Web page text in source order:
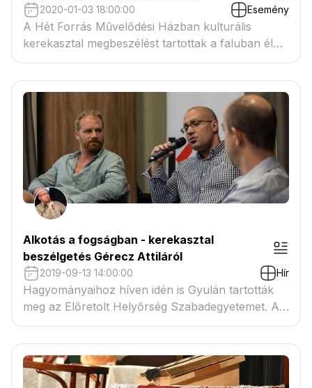
2020-01-03 18:00:00 Esemény
A Hét Forrás Művelődési Házban kulturális
kerekasztal megbeszélést tartottak a faluban élő
művészek.
Alkotás a fogságban - kerekasztal
beszélgetés Gérecz Attiláról
2019-09-13 14:00:00 Hír
Hagyományaihoz híven idén is Gyulán tartották
meg az Előretolt Helyőrség Szabadegyetemet. A
szeptember 12-15. között megrendezésre kerülő
esemény fókuszában a legendás irodalmi
szerzőpárosok, alkotótársak, mesterek és
tanítványok, művészek és múzsák kapcsolata állt.